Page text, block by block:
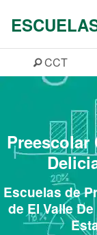
CCT
Preescolar
Escuelas de
de El Valle